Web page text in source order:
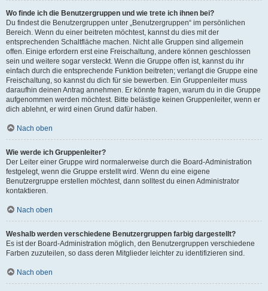
Wo finde ich die Benutzergruppen und wie trete ich ihnen bei?
Du findest die Benutzergruppen unter „Benutzergruppen“ im persönlichen
Bereich. Wenn du einer beitreten möchtest, kannst du dies mit der
entsprechenden Schaltfläche machen. Nicht alle Gruppen sind allgemein
offen. Einige erfordern erst eine Freischaltung, andere können geschlossen
sein und weitere sogar versteckt. Wenn die Gruppe offen ist, kannst du ihr
einfach durch die entsprechende Funktion beitreten; verlangt die Gruppe eine
Freischaltung, so kannst du dich für sie bewerben. Ein Gruppenleiter muss
daraufhin deinen Antrag annehmen. Er könnte fragen, warum du in die Gruppe
aufgenommen werden möchtest. Bitte belästige keinen Gruppenleiter, wenn er
dich ablehnt, er wird einen Grund dafür haben.
Nach oben
Wie werde ich Gruppenleiter?
Der Leiter einer Gruppe wird normalerweise durch die Board-Administration
festgelegt, wenn die Gruppe erstellt wird. Wenn du eine eigene
Benutzergruppe erstellen möchtest, dann solltest du einen Administrator
kontaktieren.
Nach oben
Weshalb werden verschiedene Benutzergruppen farbig dargestellt?
Es ist der Board-Administration möglich, den Benutzergruppen verschiedene
Farben zuzuteilen, so dass deren Mitglieder leichter zu identifizieren sind.
Nach oben